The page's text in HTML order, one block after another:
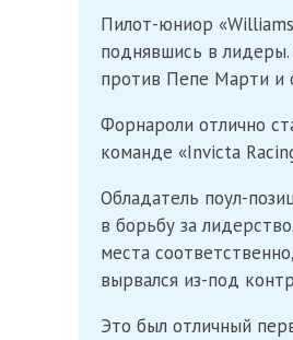
Пилот-юниор
поднявшись в
против Пепе Марти и
Форнароли отлично
команде «Invicta
Обладатель поул-
в борьбу за
места
вырвался из-под
Это был отличный